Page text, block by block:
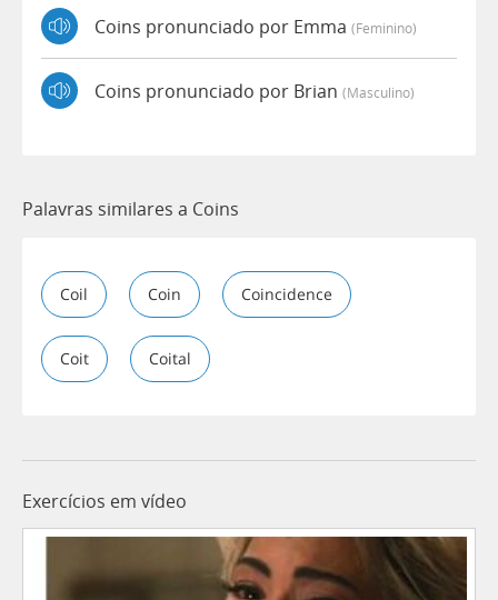
Coins pronunciado por Emma (feminino)
Coins pronunciado por Brian (masculino)
Palavras similares a Coins
Coil Coin Coincidence
Coit Coital
Exercícios em vídeo